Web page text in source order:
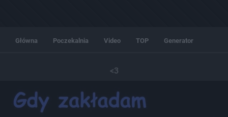
Główna Poczekalnia Video TOP Generator
<3